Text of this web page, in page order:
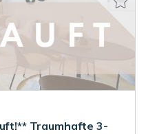
Traumhafte 3-